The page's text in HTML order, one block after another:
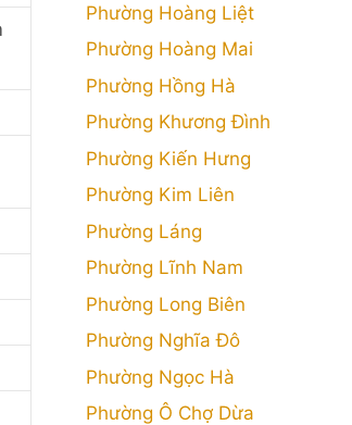
Phường Hoàng Liệt
Phường Hoàng Mai
Phường Hồng Hà
Phường Khương Đình
Phường Kiến Hưng
Phường Kim Liên
Phường Láng
Phường Lĩnh Nam
Phường Long Biên
Phường Nghĩa Đô
Phường Ngọc Hà
Phường Ô Chợ Dừa